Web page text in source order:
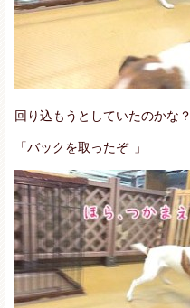
回り込もうとしていたのかな？
「バックを取ったぞ 」